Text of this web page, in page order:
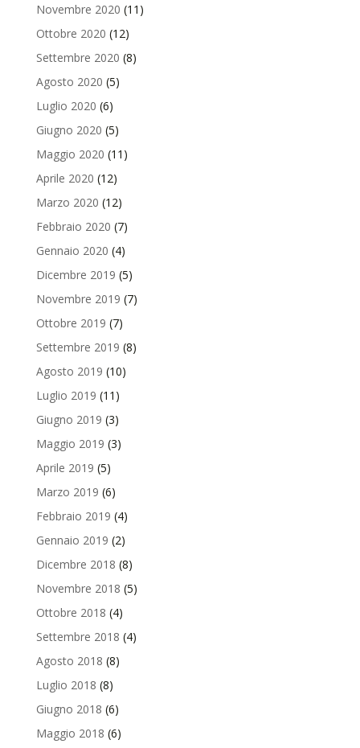
Novembre 2020 (11)
Ottobre 2020 (12)
Settembre 2020 (8)
Agosto 2020 (5)
Luglio 2020 (6)
Giugno 2020 (5)
Maggio 2020 (11)
Aprile 2020 (12)
Marzo 2020 (12)
Febbraio 2020 (7)
Gennaio 2020 (4)
Dicembre 2019 (5)
Novembre 2019 (7)
Ottobre 2019 (7)
Settembre 2019 (8)
Agosto 2019 (10)
Luglio 2019 (11)
Giugno 2019 (3)
Maggio 2019 (3)
Aprile 2019 (5)
Marzo 2019 (6)
Febbraio 2019 (4)
Gennaio 2019 (2)
Dicembre 2018 (8)
Novembre 2018 (5)
Ottobre 2018 (4)
Settembre 2018 (4)
Agosto 2018 (8)
Luglio 2018 (8)
Giugno 2018 (6)
Maggio 2018 (6)